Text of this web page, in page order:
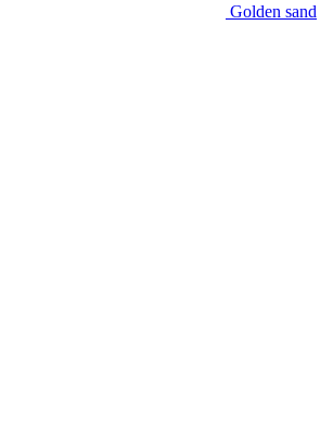
Golden sand